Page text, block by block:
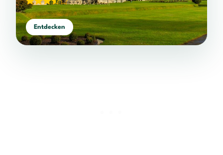
3,42/5(72 votes)
Entdecken